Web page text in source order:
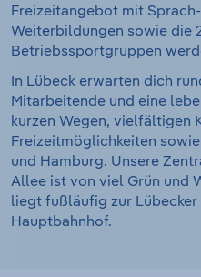
Freizeitangebot mit
Weiterbildungen sowie die
Betriebssportgruppen
In Lübeck erwarten dich
Mitarbeitende und eine
kurzen Wegen, vielfältigen
Freizeitmöglichkeiten
und Hamburg. Unsere
Allee ist von viel Grün und
liegt fußläufig zur
Hauptbahnhof.